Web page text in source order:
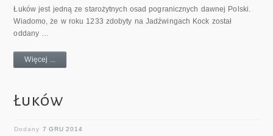
Łuków jest jedną ze starożytnych osad pogranicznych dawnej Polski.
Wiadomo, że w roku 1233 zdobyty na Jadźwingach Kock został
oddany …
Więcej ...
Łuków
Dodany7 GRU 2014